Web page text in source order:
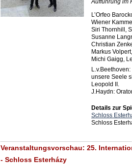
Aufführung im
L’Orfeo
Wiener
Siri Thornhill,
Susanne
Christian
Markus
Michi Gaigg,
unsere Seele
Leopold II.
J.Haydn:
Details zur
Schloss
Schloss
Veranstaltungsvorschau: 25.
- Schloss Esterházy